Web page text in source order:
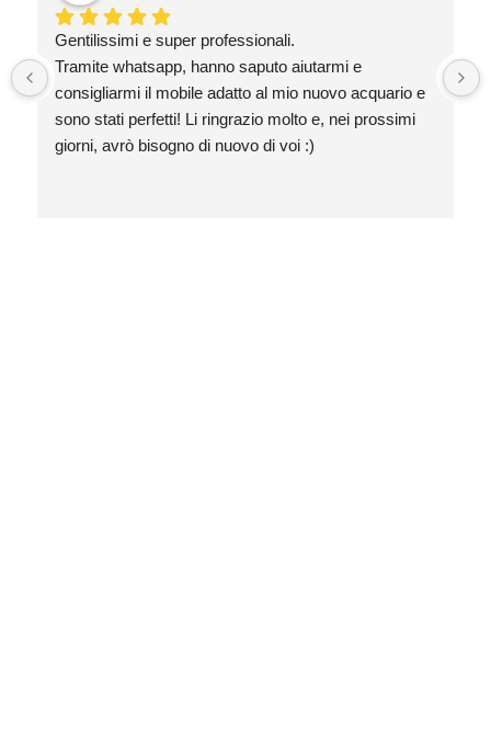
Gentilissimi e super professionali.
Tramite whatsapp, hanno saputo aiutarmi e
consigliarmi il mobile adatto al mio nuovo acquario e
sono stati perfetti! Li ringrazio molto e, nei prossimi
giorni, avrò bisogno di nuovo di voi :)